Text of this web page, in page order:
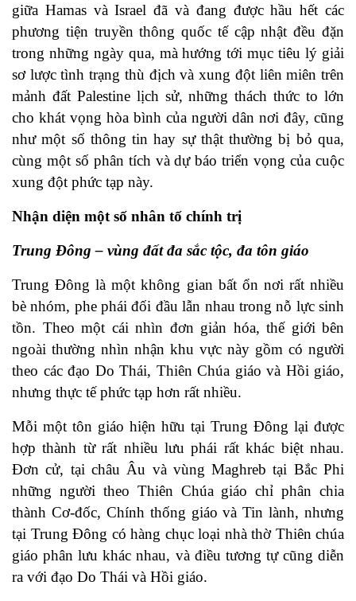
giữa Hamas và Israel đã và đang được hầu hết các
phương tiện truyền thông quốc tế cập nhật đều đặn
trong những ngày qua, mà hướng tới mục tiêu lý giải
sơ lược tình trạng thù địch và xung đột liên miên trên
mảnh đất Palestine lịch sử, những thách thức to lớn
cho khát vọng hòa bình của người dân nơi đây, cũng
như một số thông tin hay sự thật thường bị bỏ qua,
cùng một số phân tích và dự báo triển vọng của cuộc
xung đột phức tạp này.
Nhận diện một số nhân tố chính trị
Trung Đông – vùng đất đa sắc tộc, đa tôn giáo
Trung Đông là một không gian bất ổn nơi rất nhiều
bè nhóm, phe phái đối đầu lẫn nhau trong nỗ lực sinh
tồn. Theo một cái nhìn đơn giản hóa, thế giới bên
ngoài thường nhìn nhận khu vực này gồm có người
theo các đạo Do Thái, Thiên Chúa giáo và Hồi giáo,
nhưng thực tế phức tạp hơn rất nhiều.
Mỗi một tôn giáo hiện hữu tại Trung Đông lại được
hợp thành từ rất nhiều lưu phái rất khác biệt nhau.
Đơn cử, tại châu Âu và vùng Maghreb tại Bắc Phi
những người theo Thiên Chúa giáo chỉ phân chia
thành Cơ-đốc, Chính thống giáo và Tin lành, nhưng
tại Trung Đông có hàng chục loại nhà thờ Thiên chúa
giáo phân lưu khác nhau, và điều tương tự cũng diễn
ra với đạo Do Thái và Hồi giáo.